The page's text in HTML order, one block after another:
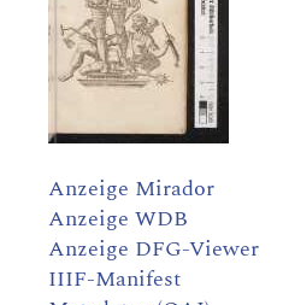
Anzeige Mirador
Anzeige WDB
Anzeige DFG-Viewer
IIIF-Manifest